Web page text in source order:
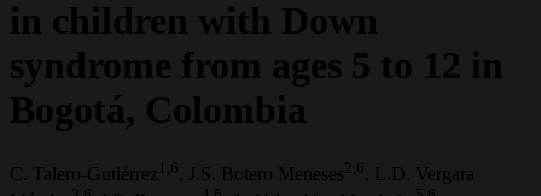
in children with Down
syndrome from ages 5 to 12 in
Bogotá, Colombia
C. Talero-Gutiérrez 1,6 , J.S. Botero Meneses 2,6
, L.D. Vergara